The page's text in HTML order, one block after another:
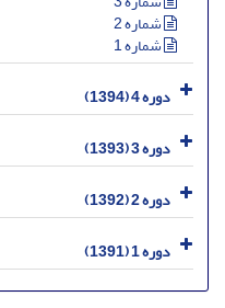
شماره 2
شماره 1
دوره 4 (1394)
دوره 3 (1393)
دوره 2 (1392)
دوره 1 (1391)